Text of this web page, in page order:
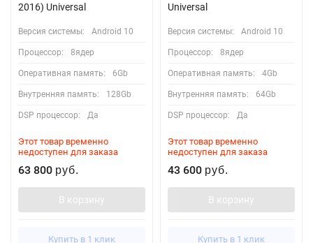
2016) Universal
Версия системы: Android 10
Процессор: 8ядер
Оперативная память: 6Gb
Внутренняя память: 128Gb
DSP процессор: Да
Этот товар временно
недоступен для заказа
63 800 руб.
В корзину
Купить в 1 клик
Universal
Версия системы: Android 10
Процессор: 8ядер
Оперативная память: 4Gb
Внутренняя память: 64Gb
DSP процессор: Да
Этот товар временно
недоступен для заказа
43 600 руб.
В корзину
Купить в 1 клик